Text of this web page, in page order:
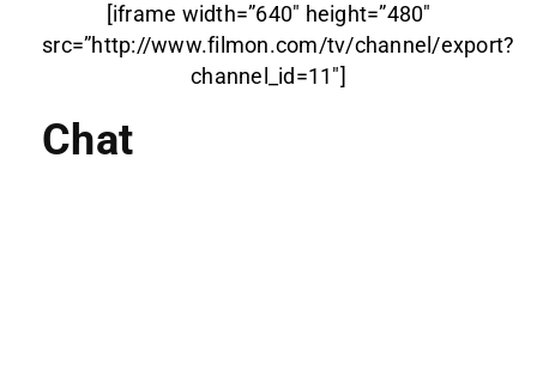
[iframe width=”640″ height=”480″
src=”http://www.filmon.com/tv/channel/export?
channel_id=11″]
Chat